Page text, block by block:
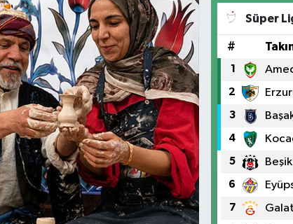
Süper
#
1
2
3
4
5
6
7